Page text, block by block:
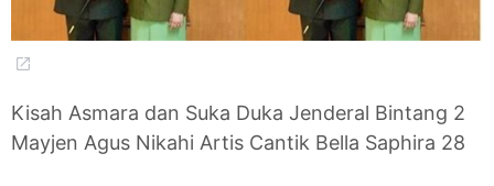
Kisah Asmara dan Suka Duka Jenderal Bintang 2
Mayjen Agus Nikahi Artis Cantik Bella Saphira 28